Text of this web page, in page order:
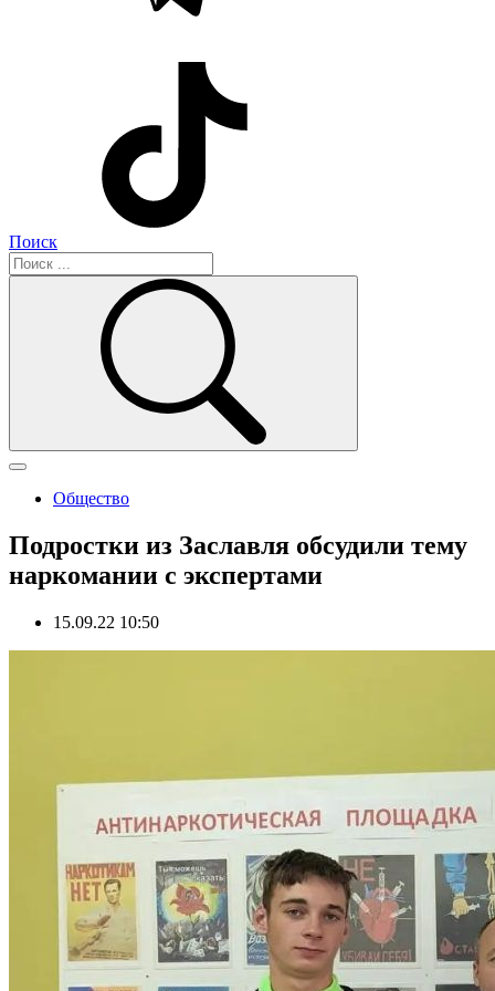
Поиск
Общество
Подростки из Заславля обсудили тему
наркомании с экспертами
15.09.22 10:50